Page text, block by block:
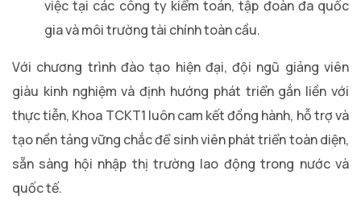
việc tại các công ty kiểm toán, tập đoàn đa quốc
gia và môi trường tài chính toàn cầu.
Với chương trình đào tạo hiện đại, đội ngũ giảng viên
giàu kinh nghiệm và định hướng phát triển gắn liền với
thực tiễn, Khoa TCKT1 luôn cam kết đồng hành, hỗ trợ và
tạo nền tảng vững chắc để sinh viên phát triển toàn diện,
sẵn sàng hội nhập thị trường lao động trong nước và
quốc tế.